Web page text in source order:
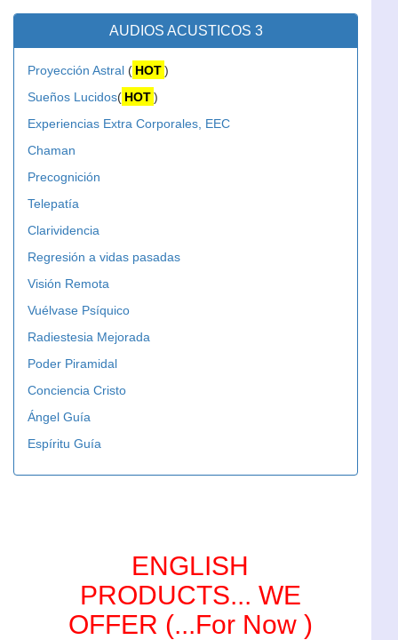
AUDIOS ACUSTICOS 3
Proyección Astral ( HOT )
Sueños Lucidos( HOT )
Experiencias Extra Corporales, EEC
Chaman
Precognición
Telepatía
Clarividencia
Regresión a vidas pasadas
Visión Remota
Vuélvase Psíquico
Radiestesia Mejorada
Poder Piramidal
Conciencia Cristo
Ángel Guía
Espíritu Guía
ENGLISH
PRODUCTS... WE
OFFER (...For Now )